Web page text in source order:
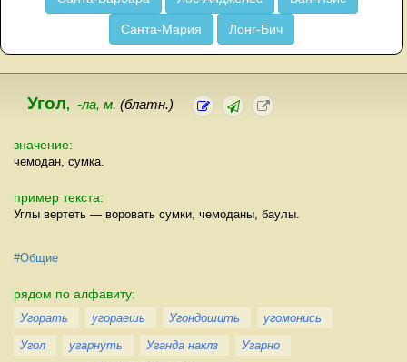
Санта-Мария Лонг-Бич
Угол, -ла, м. (блатн.)
значение:
чемодан, сумка.
пример текста:
Углы вертеть — воровать сумки, чемоданы, баулы.
#Общие
рядом по алфавиту:
Угорать угораешь Угондошить
угомонись
Угол
угарнуть Уганда наклз
Угарно